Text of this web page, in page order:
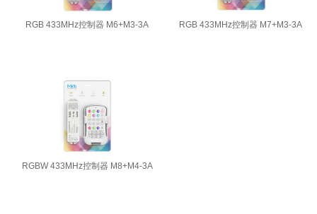
RGB 433MHz控制器 M6+M3-3A RGB 433MHz控制器 M7+M3-3A
RGBW 433MHz控制器 M8+M4-3A